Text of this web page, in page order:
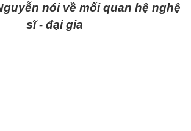
nói về mối quan hệ nghệ
sĩ - đại gia